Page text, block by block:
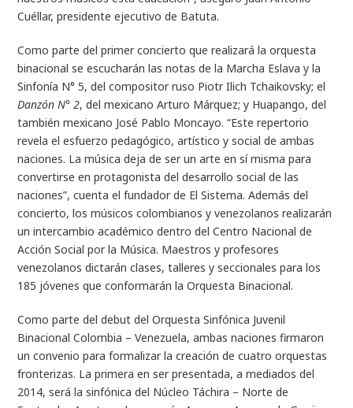
Cuéllar, presidente ejecutivo de Batuta.
Como parte del primer concierto que realizará la orquesta
binacional se escucharán las notas de la Marcha Eslava y la
Sinfonía N° 5, del compositor ruso Piotr Ilich Tchaikovsky; el
Danzón N° 2, del mexicano Arturo Márquez; y Huapango, del
también mexicano José Pablo Moncayo. “Este repertorio
revela el esfuerzo pedagógico, artístico y social de ambas
naciones. La música deja de ser un arte en sí misma para
convertirse en protagonista del desarrollo social de las
naciones”, cuenta el fundador de El Sistema. Además del
concierto, los músicos colombianos y venezolanos realizarán
un intercambio académico dentro del Centro Nacional de
Acción Social por la Música. Maestros y profesores
venezolanos dictarán clases, talleres y seccionales para los
185 jóvenes que conformarán la Orquesta Binacional.
Como parte del debut del Orquesta Sinfónica Juvenil
Binacional Colombia – Venezuela, ambas naciones firmaron
un convenio para formalizar la creación de cuatro orquestas
fronterizas. La primera en ser presentada, a mediados del
2014, será la sinfónica del Núcleo Táchira – Norte de